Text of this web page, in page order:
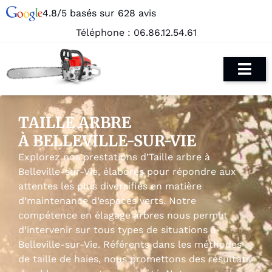
4.8/5 basés sur 628 avis
Téléphone : 06.86.12.54.61
TAILLE ARBRE
À BELLEVILLE-SUR-VIE
Explorez nos prestations d’Taille arbre à
Belleville-sur-Vie, élaborés pour répondre aux
attentes les plus diversifiés en matière
d’maintenance d’espaces verts. Notre
compétence en élagage arbres nous permet
d’intervenir sur tous types de situations à
Belleville-sur-Vie. Référents dans les méthodes
de taille de haies, nous promettons des résultats